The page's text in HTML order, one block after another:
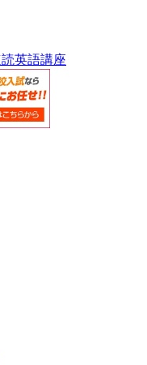
英語講座